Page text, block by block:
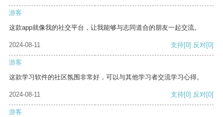
游客
这款app就像我的社交平台，让我能够与志同道合的朋友一起交流。
2024-08-11 支持[0] 反对[0]
游客
这款学习软件的社区氛围非常好，可以与其他学习者交流学习心得。
2024-08-11 支持[0] 反对[0]
游客